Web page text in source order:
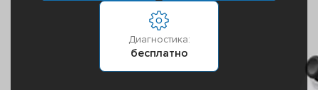
Диагностика:
бесплатно